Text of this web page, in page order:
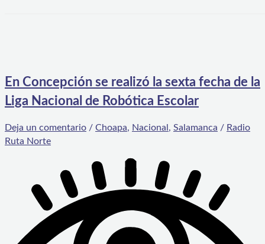
En Concepción se realizó la sexta fecha de la
Liga Nacional de Robótica Escolar
Deja un comentario / Choapa, Nacional , Salamanca / Radio
Ruta Norte